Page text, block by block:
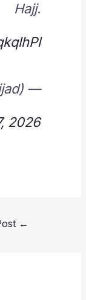
Hajj.
— Thakur (@hassam_sajjad)
2026
←